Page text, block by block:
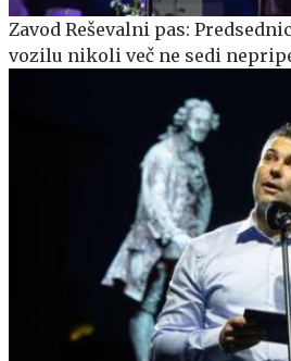
Zavod Reševalni pas:
vozilu nikoli več ne sedi